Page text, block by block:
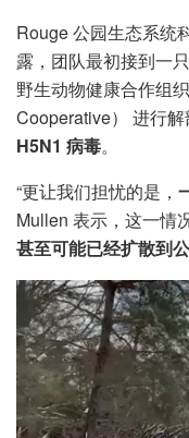
Rouge 公园生态系统
露，团队最初接到一
野生动物健康合作组
Cooperative） 进行解
H5N1 病毒。
“更让我们担忧的是，
Mullen 表示，这一情
甚至可能已经扩散到